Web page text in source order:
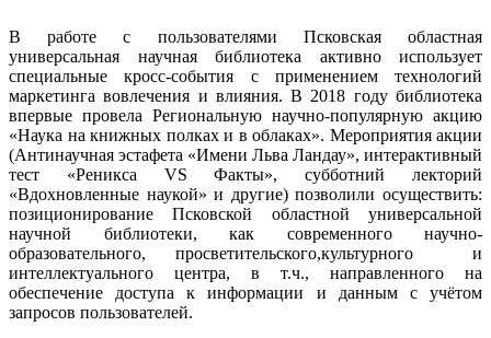
В работе с пользователями Псковская областная
универсальная научная библиотека активно использует
специальные кросс-события с применением технологий
маркетинга вовлечения и влияния. В 2018 году библиотека
впервые провела Региональную научно-популярную акцию
«Наука на книжных полках и в облаках». Мероприятия акции
(Антинаучная эстафета «Имени Льва Ландау», интерактивный
тест «Реникса VS Факты», субботний лекторий
«Вдохновленные наукой» и другие) позволили осуществить:
позиционирование Псковской областной универсальной
научной библиотеки, как современного научно-
образовательного, просветительского,культурного и
интеллектуального центра, в т.ч., направленного на
обеспечение доступа к информации и данным с учётом
запросов пользователей.